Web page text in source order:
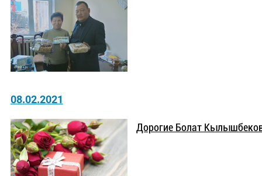
08.02.2021
Дорогие Болат